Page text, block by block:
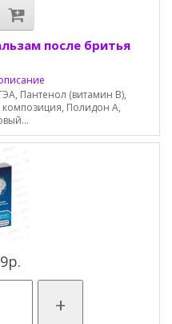
после бритья
Пантенол (витамин В),
Полидон А,
+